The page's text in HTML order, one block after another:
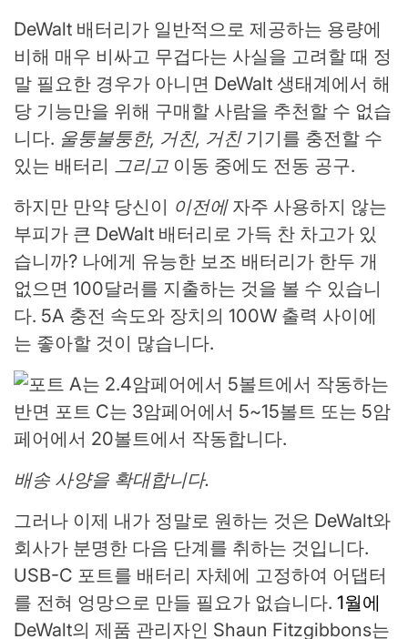
DeWalt 배터리가 일반적으로 제공하는 용량에
비해 매우 비싸고 무겁다는 사실을 고려할 때 정
말 필요한 경우가 아니면 DeWalt 생태계에서 해
당 기능만을 위해 구매할 사람을 추천할 수 없습
니다. 울퉁불퉁한, 거친, 거친기기를 충전할 수
있는 배터리 그리고 이동 중에도 전동 공구.
하지만 만약 당신이 이전에자주 사용하지 않는
부피가 큰 DeWalt 배터리로 가득 찬 차고가 있
습니까? 나에게 유능한 보조 배터리가 한두 개
없으면 100달러를 지출하는 것을 볼 수 있습니
다. 5A 충전 속도와 장치의 100W 출력 사이에
는 좋아할 것이 많습니다.
배송 사양을 확대합니다.
그러나 이제 내가 정말로 원하는 것은 DeWalt와
회사가 분명한 다음 단계를 취하는 것입니다.
USB-C 포트를 배터리 자체에 고정하여 어댑터
를 전혀 엉망으로 만들 필요가 없습니다. 1월에
DeWalt의 제품 관리자인 Shaun Fitzgibbons는